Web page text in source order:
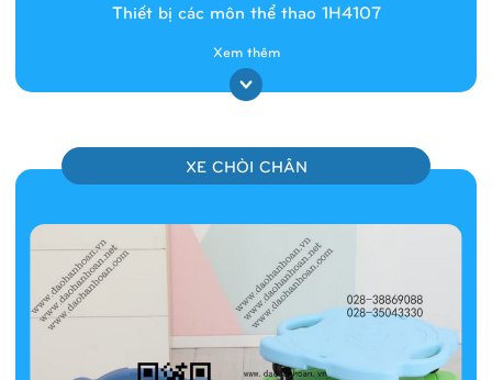
Thiết bị các môn thể thao 1H4107
Xem thêm
XE CHÒI CHÂN